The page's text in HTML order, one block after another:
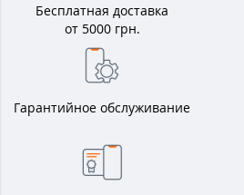
Бесплатная доставка
от 5000 грн.
Гарантийное обслуживание